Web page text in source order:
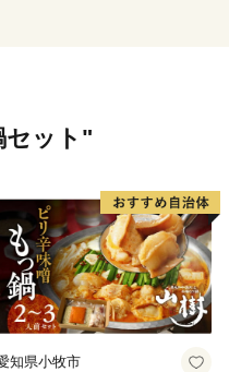
セット"
知県小牧市